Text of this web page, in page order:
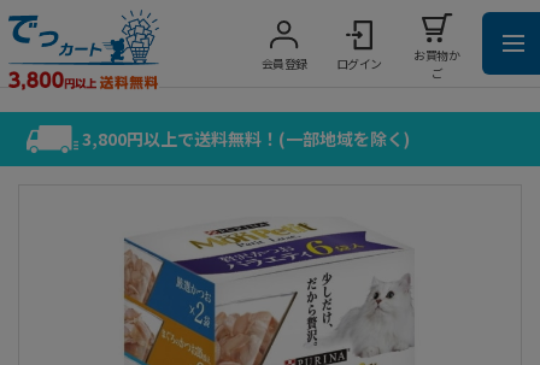
会員登録 ログイン
お買物か
ご
3,800円以上で送料無料！(一部地域を除く)